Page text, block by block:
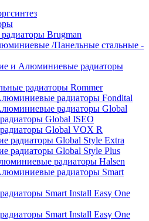
Brugman
/Панельные стальные -
и Алюминиевые радиаторы
радиаторы Rommer
радиаторы Fondital
радиаторы Global
Global ISEO
Global VOX R
радиаторы Global Style Extra
радиаторы Global Style Plus
радиаторы Halsen
радиаторы Smart
Smart Install Easy One
Smart Install Easy One